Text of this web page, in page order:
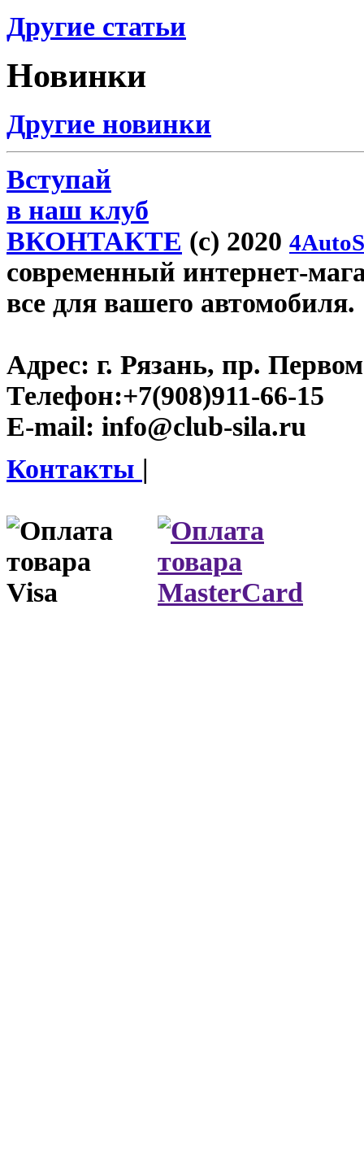
Другие статьи
Новинки
Другие новинки
Вступай
в наш клуб
ВКОНТАКТЕ (c) 2020
современный интернет-
все для вашего автомобиля.
Адрес: г. Рязань, пр.
Телефон:+7(908)911-66-15
E-mail: info@club-sila.ru
Контакты |